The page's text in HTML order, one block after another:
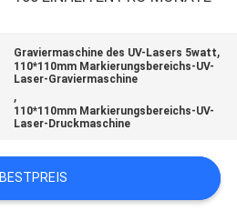
Graviermaschine des UV-Lasers 5watt,
110*110mm Markierungsbereichs-UV-
Laser-Graviermaschine
,
110*110mm Markierungsbereichs-UV-
Laser-Druckmaschine
BESTPREIS